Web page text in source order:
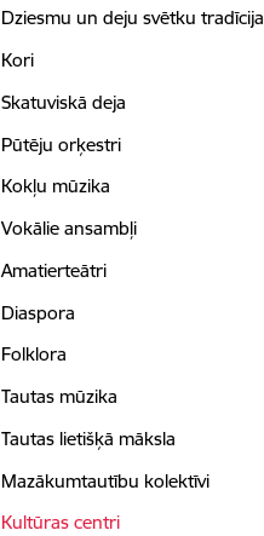
Dziesmu un deju svētku tradīcija
Kori
Skatuviskā deja
Pūtēju orķestri
Kokļu mūzika
Vokālie ansambļi
Amatierteātri
Diaspora
Folklora
Tautas mūzika
Tautas lietišķā māksla
Mazākumtautību kolektīvi
Kultūras centri